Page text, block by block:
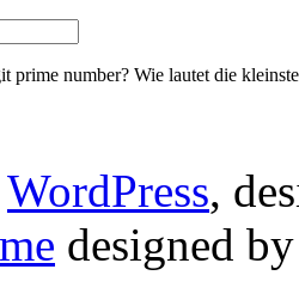
prime number? Wie lautet die
WordPress,
designed